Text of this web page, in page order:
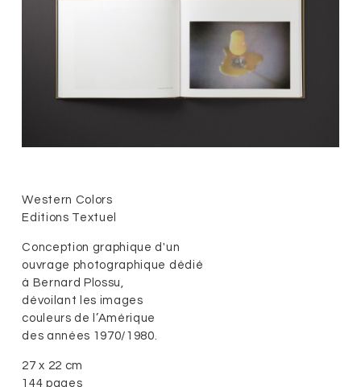
Western Colors
Editions Textuel
Conception graphique d'un
ouvrage photographique dédié
à Bernard Plossu,
dévoilant les images
couleurs de l’Amérique
des années 1970/1980.
27 x 22 cm
144 pages